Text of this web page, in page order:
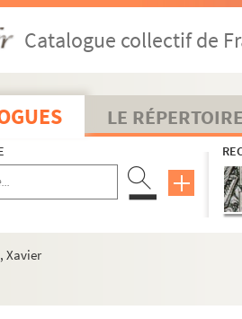
Catalogue collectif de
LE RÉPERTOIRE
Xavier
052. Lemeire, Henri
053. Le Roux, Hugues
091. Lesieutre, Clovis
018-054. Lévy, Jules
055. Mac Orlan, Pierre
056. Marsolleau, Louis